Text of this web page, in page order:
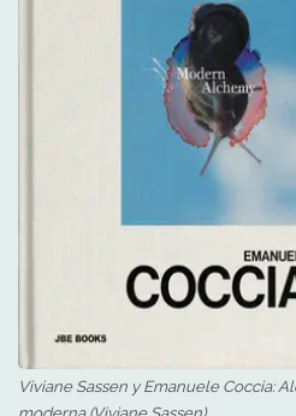
Viviane Sassen y Emanuele Coccia: